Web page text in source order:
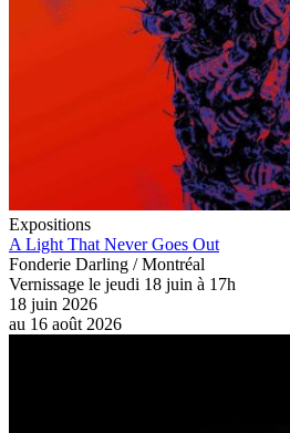
Expositions
A Light That Never Goes Out
Fonderie Darling / Montréal
Vernissage le jeudi 18 juin à 17h
18 juin 2026
au 16 août 2026